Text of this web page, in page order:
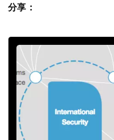
分享：